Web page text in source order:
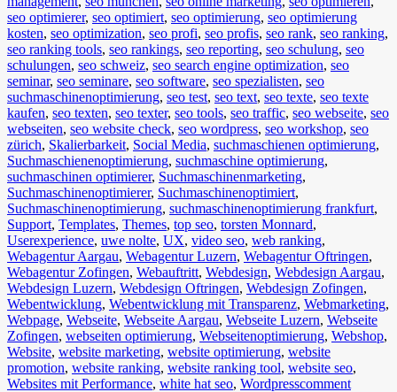
seo optimierer, seo optimiert, seo optimierung, seo optimierung
kosten, seo optimization, seo profi, seo profis, seo rank, seo ranking,
seo ranking tools, seo rankings, seo reporting, seo schulung, seo
schulungen, seo schweiz, seo search engine optimization, seo
seminar, seo seminare, seo software, seo spezialisten, seo
suchmaschinenoptimierung, seo test, seo text, seo texte, seo texte
kaufen, seo texten, seo texter, seo tools, seo traffic, seo webseite, seo
webseiten, seo website check, seo wordpress, seo workshop, seo
zürich, Skalierbarkeit, Social Media, suchmaschienen optimierung,
Suchmaschienenoptimierung, suchmaschine optimierung,
suchmaschinen optimierer, Suchmaschinenmarketing,
Suchmaschinenoptimierer, Suchmaschinenoptimiert,
Suchmaschinenoptimierung, suchmaschinenoptimierung frankfurt,
Support, Templates, Themes, top seo, torsten Monnard,
Userexperience, uwe nolte, UX, video seo, web ranking,
Webagentur Aargau, Webagentur Luzern, Webagentur Oftringen,
Webagentur Zofingen, Webauftritt, Webdesign, Webdesign Aargau,
Webdesign Luzern, Webdesign Oftringen, Webdesign Zofingen,
Webentwicklung, Webentwicklung mit Transparenz, Webmarketing,
Webpage, Webseite, Webseite Aargau, Webseite Luzern, Webseite
Zofingen, webseiten optimierung, Webseitenoptimierung, Webshop,
Website, website marketing, website optimierung, website
promotion, website ranking, website ranking tool, website seo,
Websites mit Performance, white hat seo, Wordpresscomment